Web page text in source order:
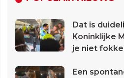
Dat is
Koninklijke
je niet
Een